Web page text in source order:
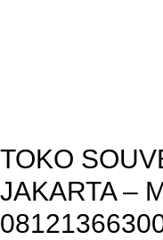
TOKO
JAKARTA –